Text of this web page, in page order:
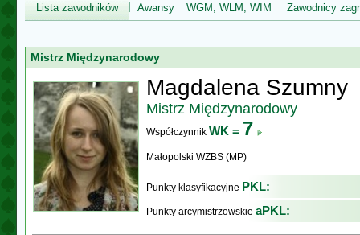
Lista zawodników
Awansy WGM, WLM, WIM Zawodnicy
Mistrz Międzynarodowy
Magdalena Szumny
Mistrz Międzynarodowy
Współczynnik WK = 7
Małopolski WZBS (MP)
Punkty klasyfikacyjne PKL:
Punkty arcymistrzowskie aPKL: